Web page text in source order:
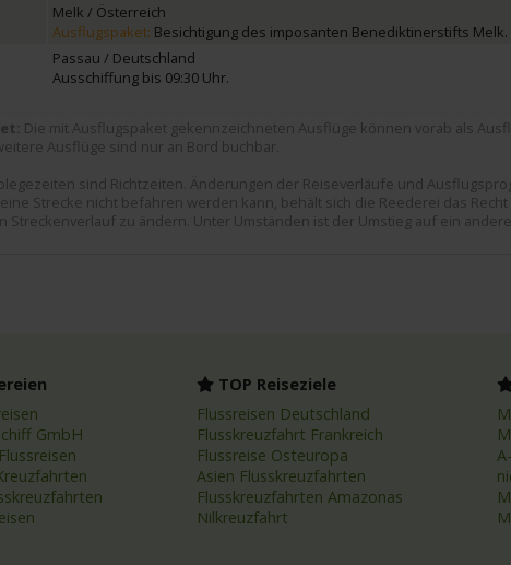
Melk / Österreich
Ausflugspaket: Besichtigung des imposanten Benediktinerstifts Melk.
Passau / Deutschland
Ausschiffung bis 09:30 Uhr.
Die mit Ausflugspaket gekennzeichneten Ausflüge können vorab als
Ausflüge sind nur an Bord buchbar.
sind Richtzeiten. Änderungen der Reiseverläufe und
Strecke nicht befahren werden kann, behält sich die Reederei das
Streckenverlauf zu ändern. Unter Umständen ist der Umstieg auf ein
GmbH
TOP Reiseziele
Flussreisen Deutschland
Flusskreuzfahrt Frankreich
Flussreise Osteuropa
Asien Flusskreuzfahrten
Flusskreuzfahrten Amazonas
Nilkreuzfahrt